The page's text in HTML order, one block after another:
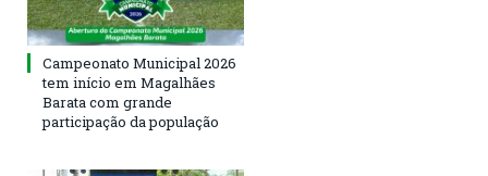
Campeonato Municipal 2026
tem início em Magalhães
Barata com grande
participação da população